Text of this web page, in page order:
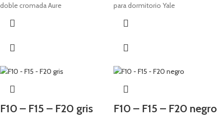
doble cromada Aure
para dormitorio Yale
F10 – F15 – F20 gris F10 – F15 – F20 negro